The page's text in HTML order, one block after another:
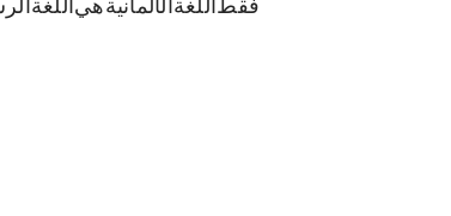
فقط. اللغة الألمانية هي اللغة